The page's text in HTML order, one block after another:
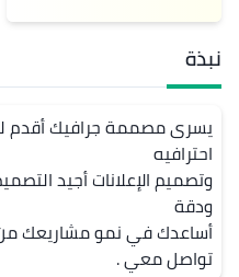
نبذة
تواصل معي .